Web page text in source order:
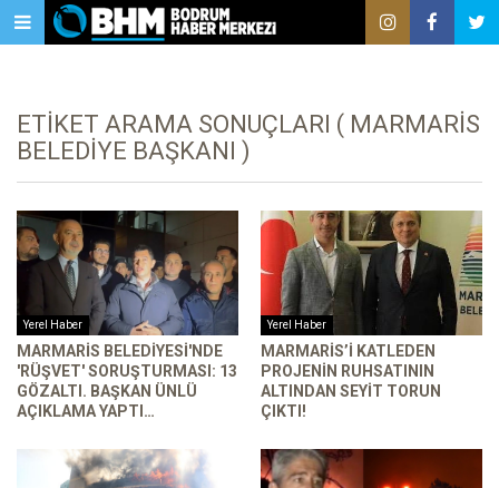
ETIKET ARAMA SONUÇLARI ( MARMARIS
BELEDIYE BAŞKANI )
Yerel Haber
MARMARIS BELEDIYESI'NDE
'RÜŞVET' SORUŞTURMASI: 13
GÖZALTI. BAŞKAN ÜNLÜ
AÇIKLAMA YAPTI…
Yerel Haber
MARMARIS’I KATLEDEN
PROJENIN RUHSATININ
ALTINDAN SEYIT TORUN
ÇIKTI!